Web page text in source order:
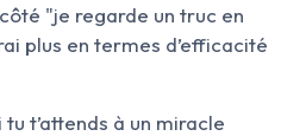
"je regarde un truc en
plus en termes d’efficacité
t’attends à un miracle